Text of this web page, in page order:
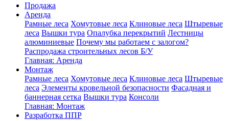
Продажа
Аренда
Рамные леса Хомутовые леса Клиновые леса Штыревые
леса Вышки тура Опалубка перекрытий Лестницы
алюминиевые Почему мы работаем с залогом?
Распродажа строительных лесов Б/У
Главная: Аренда
Монтаж
Рамные леса Хомутовые леса Клиновые леса Штыревые
леса Элементы кровельной безопасности Фасадная и
баннерная сетка Вышки тура Консоли
Главная: Монтаж
Разработка ППР